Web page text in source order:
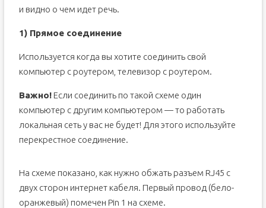
и видно о чем идет речь.
1) Прямое соединение
Используется когда вы хотите соединить свой
компьютер с роутером, телевизор с роутером.
Важно!Если соединить по такой схеме один
компьютер с другим компьютером — то работать
локальная сеть у вас не будет! Для этого используйте
перекрестное соединение.
На схеме показано, как нужно обжать разъем RJ45 с
двух сторон интернет кабеля. Первый провод (бело-
оранжевый) помечен Pin 1 на схеме.